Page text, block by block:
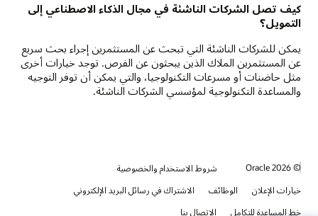
كيف تصل الشركات الناشئة في مجال الذكاء الاصطناعي إلى
التمويل؟
يمكن للشركات الناشئة التي تبحث عن المستثمرين إجراء بحث سريع
عن المستثمرين الملاك الذين يبحثون عن الفرص. توجد خيارات أخرى
مثل حاضنات أو مسرعات التكنولوجيا، والتي يمكن أن توفر التوجيه
والمساعدة التكنولوجية لمؤسسي الشركات الناشئة.
© 2026 Oracle
شروط الاستخدام والخصوصية
خيارات الإعلان
الوظائف
الاشتراك في رسائل البريد الإلكتروني
خط المساعدة للتكامل
الاتصال بنا